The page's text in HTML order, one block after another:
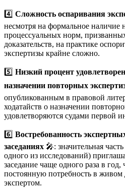
4️⃣ Сложность оспаривания
несмотря на формальное наличие
процессуальных норм,
доказательств, на практике
экспертизы крайне сложно.
5️⃣ Низкий процент
назначении повторных
опубликованным в правовой
ходатайств о назначении
удовлетворяются судами первой
6️⃣ Востребованность
заседаниях 🎤: значительная
одного из исследований)
заседание чаще одного раза в год,
постоянную потребность в живом
экспертом.